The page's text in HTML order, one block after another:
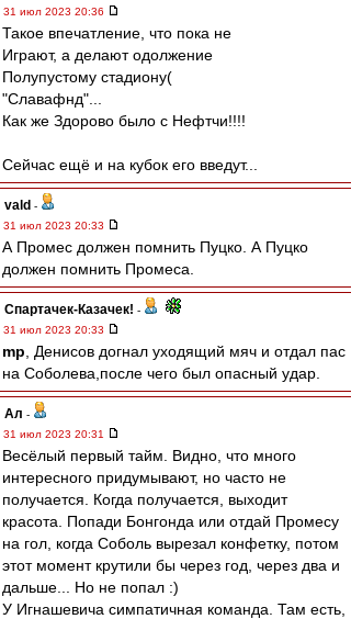
31 июл 2023 20:36
Такое впечатление, что пока не
Играют, а делают одолжение
Полупустому стадиону(
"Славафнд"...
Как же Здорово было с Нефтчи!!!!
Сейчас ещё и на кубок его введут...
vald -
31 июл 2023 20:33
А Промес должен помнить Пуцко. А Пуцко
должен помнить Промеса.
Спартачек-Казачек! -
31 июл 2023 20:33
mp , Денисов догнал уходящий мяч и отдал пас
на Соболева,после чего был опасный удар.
Ал -
31 июл 2023 20:31
Весёлый первый тайм. Видно, что много
интересного придумывают, но часто не
получается. Когда получается, выходит
красота. Попади Бонгонда или отдай Промесу
на гол, когда Соболь вырезал конфетку, потом
этот момент крутили бы через год, через два и
дальше... Но не попал :)
У Игнашевича симпатичная команда. Там есть,